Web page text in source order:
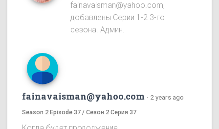
fainavaisman@yahoo.com,
добавлены Серии 1-2 3-го
сезона. Админ.
fainavaisman@yahoo.com · 2 years ago
Season 2 Episode 37 / Сезон 2 Серия 37